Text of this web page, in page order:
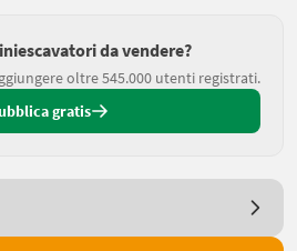
da vendere?
oltre 545.000 utenti registrati.
gratis